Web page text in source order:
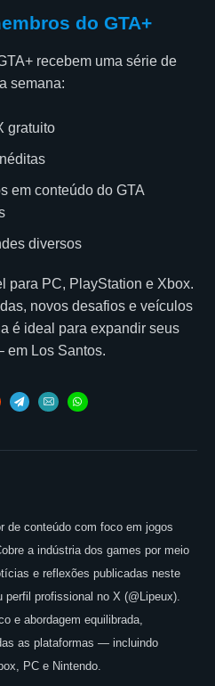
do GTA+
recebem uma série de
semana:
gratuito
em conteúdo do GTA
diversos
para PC, PlayStation e Xbox.
novos desafios e veículos
é ideal para expandir seus
em Los Santos.
de conteúdo com foco em jogos
a indústria dos games por meio
e reflexões publicadas neste
perfil profissional no X (@Lipeux).
e abordagem equilibrada,
as plataformas — incluindo
PC e Nintendo.